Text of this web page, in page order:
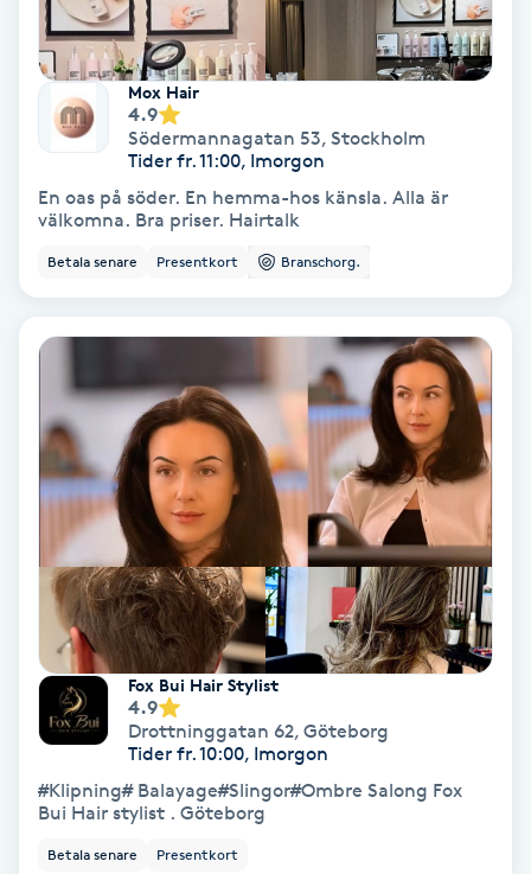
Naglar reparation
Naprapati
Navelpiercing
Ny frisyr
Olaplex
Olaplexbehandling
Ombre
Ombre brows
Ombre naglar
Optiker
Ortobionomi
Ortopedi
Mox Hair
4.9
Södermannagatan 53, Stockholm
Tider fr. 11:00, Imorgon
En oas på söder. En hemma-hos känsla. Alla är
välkomna. Bra priser. Hairtalk
Betala senare Presentkort Branschorg.
Fox Bui Hair Stylist
4.9
Drottninggatan 62, Göteborg
Tider fr. 10:00, Imorgon
#Klipning# Balayage#Slingor#Ombre Salong Fox
Bui Hair stylist . Göteborg
Betala senare Presentkort